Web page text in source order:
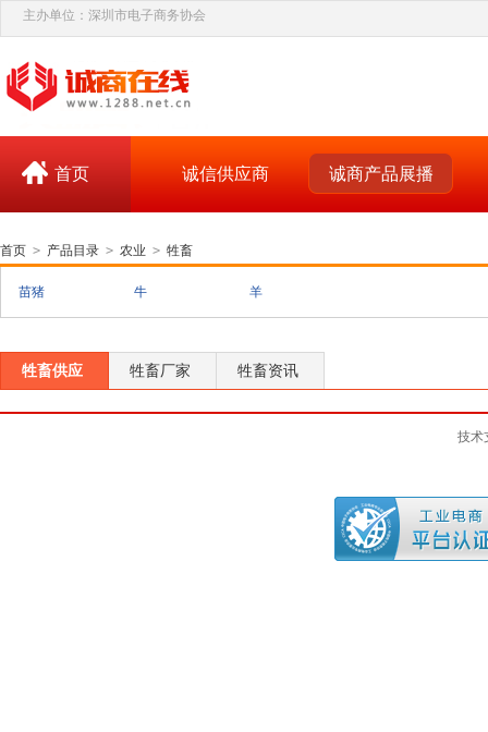
主办单位：深圳市电子商务协会
首页 诚信供应商 诚商产品展播
首页 > 产品目录 > 农业 > 牲畜
苗猪 牛 羊
牲畜供应 牲畜厂家 牲畜资讯
技术